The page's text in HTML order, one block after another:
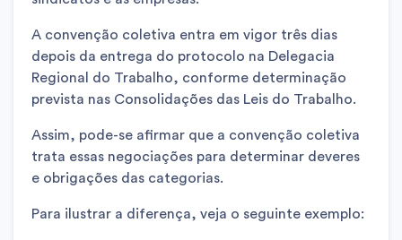
A convenção coletiva entra em vigor três dias
depois da entrega do protocolo na Delegacia
Regional do Trabalho, conforme determinação
prevista nas Consolidações das Leis do Trabalho.
Assim, pode-se afirmar que a convenção coletiva
trata essas negociações para determinar deveres
e obrigações das categorias.
Para ilustrar a diferença, veja o seguinte exemplo: